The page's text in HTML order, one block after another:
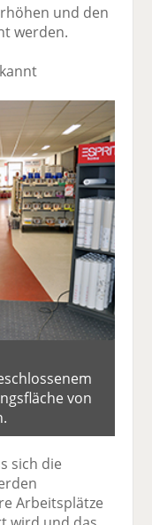
und den
werden.
von
sich die
Arbeitsplätze